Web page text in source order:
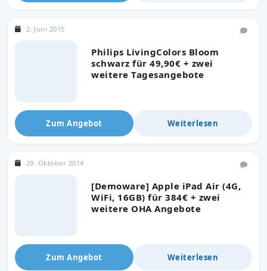
Philips LivingColors Bloom
schwarz für 49,90€ + zwei
weitere Tagesangebote
2. Juni 2015
Zum Angebot Weiterlesen
[Demoware] Apple iPad Air (4G,
WiFi, 16GB) für 384€ + zwei
weitere OHA Angebote
29. Oktober 2014
Zum Angebot Weiterlesen